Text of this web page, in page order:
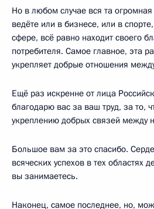
Но в любом случае вся та
ведёте или в бизнесе, или в
сфере, всё равно находит своего
потребителя. Самое главное, эта
укрепляет добрые отношения
Ещё раз искренне от лица
благодарю вас за ваш труд, за то,
укреплению добрых связей между
Большое вам за это спасибо.
всяческих успехов в тех областях
вы занимаетесь.
Наконец, самое последнее, но,